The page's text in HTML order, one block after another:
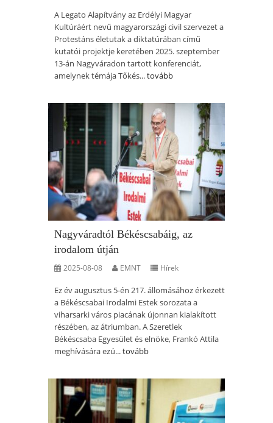
A Legato Alapítvány az Erdélyi Magyar
Kultúráért nevű magyarországi civil szervezet a
Protestáns életutak a diktatúrában című
kutatói projektje keretében 2025. szeptember
13-án Nagyváradon tartott konferenciát,
amelynek témája Tőkés...tovább
Nagyváradtól Békéscsabáig, az
irodalom útján
2025-08-08 EMNT Hírek
Ez év augusztus 5-én 217. állomásához érkezett
a Békéscsabai Irodalmi Estek sorozata a
viharsarki város piacának újonnan kialakított
részében, az átriumban. A Szeretlek
Békéscsaba Egyesület és elnöke, Frankó Attila
meghívására ezú...tovább